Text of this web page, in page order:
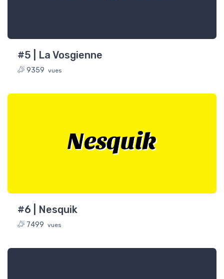
#5 | La Vosgienne
9359 vues
Nesquik
#6 | Nesquik
7499 vues